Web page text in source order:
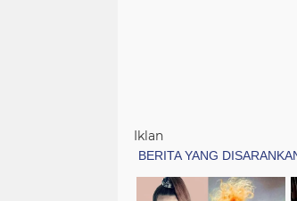
Iklan